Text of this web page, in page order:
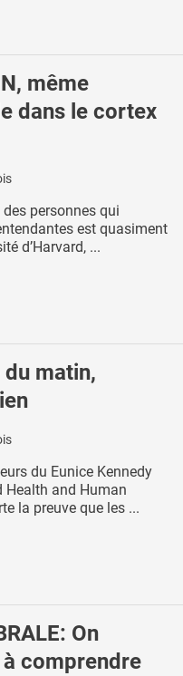
même
dans le cortex
personnes qui
est quasiment
d’Harvard, ...
du matin,
du Eunice Kennedy
Health and Human
la preuve que les ...
On
comprendre